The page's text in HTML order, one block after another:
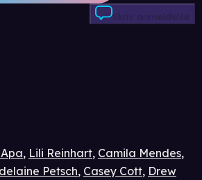
Skriv anmeldelse
, Lili Reinhart, Camila Mendes,
Petsch, Casey Cott, Drew